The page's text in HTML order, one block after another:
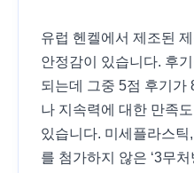
유럽 헨켈에서 제조된
안정감이 있습니다. 후
되는데 그중 5점 후기가
나 지속력에 대한 만족
있습니다. 미세플라스
를 첨가하지 않은 ‘3무